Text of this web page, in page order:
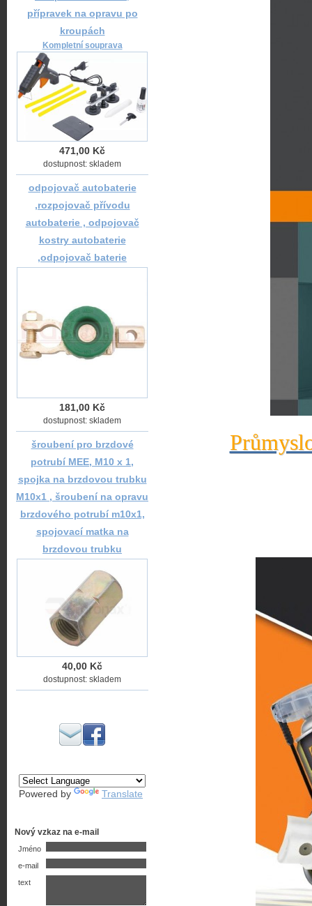
přípravek na opravu po
kroupách
Kompletní souprava
471,00 Kč
dostupnost: skladem
odpojovač autobaterie
,rozpojovač přívodu
autobaterie , odpojovač
kostry autobaterie
,odpojovač baterie
181,00 Kč
dostupnost: skladem
šroubení pro brzdové
potrubí MEE, M10 x 1,
spojka na brzdovou trubku
M10x1 , šroubení na opravu
brzdového potrubí m10x1,
spojovací matka na
brzdovou trubku
40,00 Kč
dostupnost: skladem
Powered by Translate
Nový vzkaz na e-mail
Jméno
e-mail
text